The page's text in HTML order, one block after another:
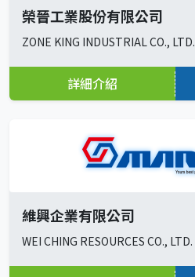
榮晉工業股份有限公司
ZONE KING INDUSTRIAL CO., LTD.
詳細介紹
維興企業有限公司
WEI CHING RESOURCES CO., LTD.